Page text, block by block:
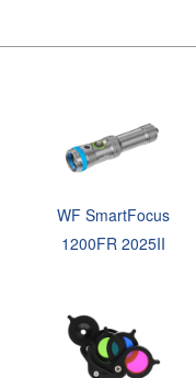
WF SmartFocus
1200FR 2025II